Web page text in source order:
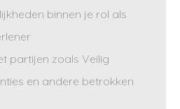
binnen je rol als
partijen zoals Veilig
en andere betrokken